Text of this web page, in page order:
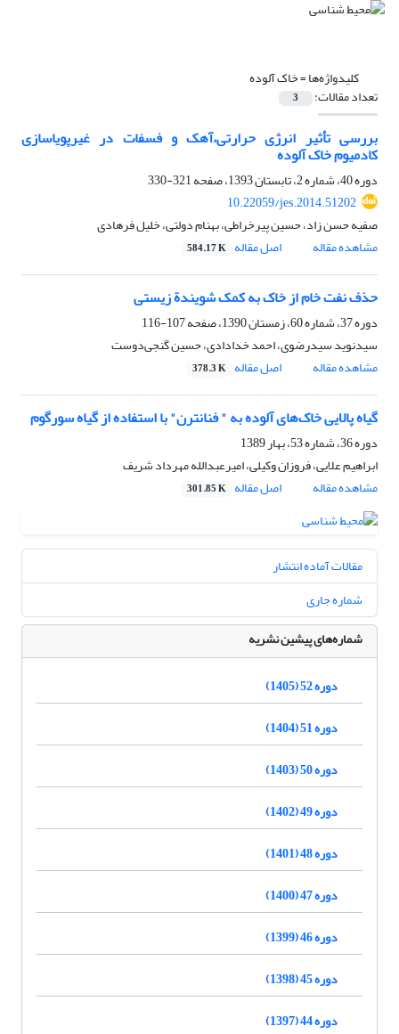
کلیدواژه‌ها =خاک آلوده
تعداد مقالات: 3
بررسی تأثیر انرژی حرارتی،آهک و فسفات در غیرپویاسازی
کادمیوم خاک آلوده
دوره 40، شماره 2، تابستان 1393، صفحه
321-330
10.22059/jes.2014.51202
صفیه حسن زاد، حسین پیرخراطی، بهنام دولتی، خلیل فرهادی
مشاهده مقاله
اصل مقاله 584.17 K
حذف نفت خام از خاک به کمک شویندة زیستی
دوره 37، شماره 60، زمستان 1390، صفحه
107-116
سید‌نوید سید‌رضوی، احمد خدادادی، حسین گنجی‌دوست
مشاهده مقاله
اصل مقاله 378.3 K
گیاه پالایی خاک‌های آلوده به " فنانترن" با استفاده از گیاه سورگوم
دوره 36، شماره 53، بهار 1389
ابراهیم علایی، فروزان وکیلی، امیرعبدالله مهرداد شریف
مشاهده مقاله
اصل مقاله 301.85 K
مقالات آماده انتشار
شماره جاری
شماره‌های پیشین نشریه
دوره 52 (1405)
دوره 51 (1404)
دوره 50 (1403)
دوره 49 (1402)
دوره 48 (1401)
دوره 47 (1400)
دوره 46 (1399)
دوره 45 (1398)
دوره 44 (1397)